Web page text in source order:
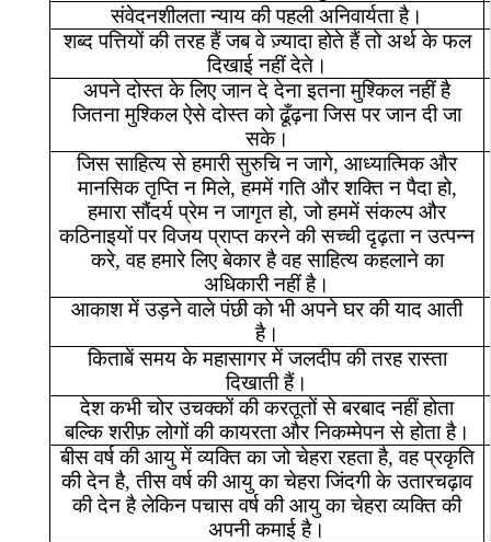
संवेदनशीलता न्याय की पहली अनिवार्यता है।
शब्द पत्तियों की तरह हैं जब वे ज़्यादा होते हैं तो अर्थ के फल
दिखाई नहीं देते।
अपने दोस्त के लिए जान दे देना इतना मुश्किल नहीं है
जितना मुश्किल ऐसे दोस्त को ढूँढ़ना जिस पर जान दी जा
सके।
जिस साहित्य से हमारी सुरुचि न जागे,आध्यात्मिक और
मानसिक तृप्ति न मिले,हममें गति और शक्ति न पैदा हो,
हमारा सौंदर्य प्रेम न जागृत हो,जो हममें संकल्प और
कठिनाइयों पर विजय प्राप्त करने की सच्ची दृढ़ता न उत्पन्न
करे,वह हमारे लिए बेकार है वह साहित्य कहलाने का
अधिकारी नहीं है।
आकाश में उड़ने वाले पंछी को भी अपने घर की याद आती
है।
किताबें समय के महासागर में जलदीप की तरह रास्ता
दिखाती हैं।
देश कभी चोर उचक्कों की करतूतों से बरबाद नहीं होता
बल्कि शरीफ़ लोगों की कायरता और निकम्मेपन से होता है।
बीस वर्ष की आयु में व्यक्ति का जो चेहरा रहता है,वह प्रकृति
की देन है,तीस वर्ष की आयु का चेहरा जिंदगी के उतारचढ़ाव
की देन है लेकिन पचास वर्ष की आयु का चेहरा व्यक्ति की
अपनी कमाई है।